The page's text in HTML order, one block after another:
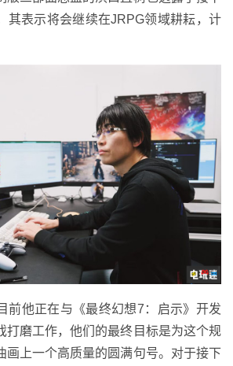
其表示将会继续在JRPG领域耕耘，计
他正在与《最终幻想7：启示》开发
打磨工作，他们的最终目标是为这个规
画上一个高质量的圆满句号。对于接下